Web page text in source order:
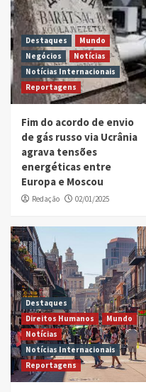
Destaques
Mundo
Negócios
Notícias
Notícias Internacionais
Reportagens
Fim do acordo de envio
de gás russo via Ucrânia
agrava tensões
energéticas entre
Europa e Moscou
Redação 02/01/2025
Destaques
Direitos Humanos
Mundo
Notícias
Notícias Internacionais
Reportagens